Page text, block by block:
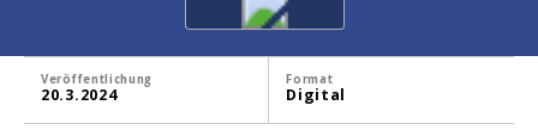
Veröffentlichung
20.3.2024
Format
Digital